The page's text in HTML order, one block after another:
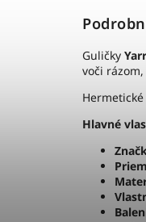
Guličky
voči
Hlavné